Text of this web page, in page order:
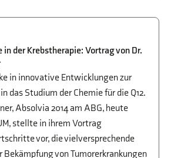
UND
der Krebstherapie: Vortrag von Dr.
in innovative Entwicklungen zur
das Studium der Chemie für die Q12.
Absolvia 2014 am ABG, heute
stellte in ihrem Vortrag
vor, die vielversprechende
Bekämpfung von Tumorerkrankungen